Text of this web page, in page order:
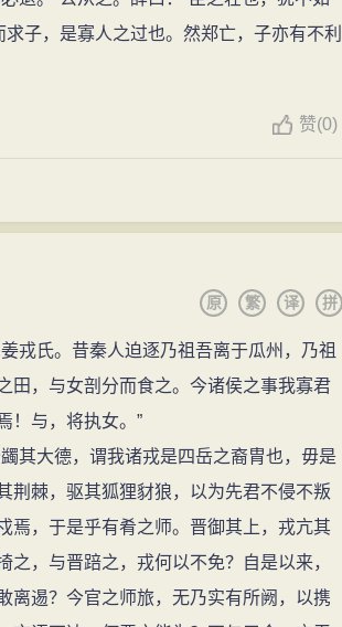
儿子亦通晓史事，被任命为鲁国的太史，后
历经30余年写就的《左氏春秋传》，史
目失明了。强烈的历史使命感使他振作
起成为珠联璧合的历史文化巨著。公元
衡鱼村东北处。
丘明，谓之与其共好恶。《肥城县志》
。'”是以《史记》称左丘明为“鲁君子”，
书于周史。归而修《春秋》之经，丘明为
生平事迹，确实是充满了“君子”的美誉。
录的真实性。例如，齐国大臣崔杼恼恨
里与姜氏幽会，然后借机杀掉了齐庄公。
生气，杀掉了太史。太史的两个弟弟先后
，仍在国史上如实书写，崔杼怕引起公愤
国史上留不下崔杼弑君的记载，就手持竹
返回。齐太史兄弟、南史氏都是那个时代
时，坚持实事求是、秉笔直书、不虚饰、
现了中国古代史官高尚的职业道德和人
子，是寡人之过也。然郑亡，子亦有不利
赞(0)
拼
译
繁
原
氏。昔秦人迫逐乃祖吾离于瓜州，乃祖
田，与女剖分而食之。今诸侯之事我寡君
！与，将执女。”
大德，谓我诸戎是四岳之裔胄也，毋是
荆棘，驱其狐狸豺狼，以为先君不侵不叛
焉，于是乎有肴之师。晋御其上，戎亢其
，与晋踣之，戎何以不免？自是以来，
离逷？今官之师旅，无乃实有所阙，以携